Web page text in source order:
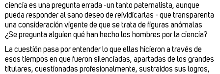
ciencia es una pregunta errada -un tanto paternalista, aunque
pueda responder al sano deseo de reividicarlas - que transparenta
una consideración vigente de que se trata de figuras anómalas
¿Se pregunta alguien qué han hecho los hombres por la ciencia?
La cuestión pasa por entender lo que ellas hicieron a través de
esos tiempos en que fueron silenciadas, apartadas de los grandes
titulares, cuestionadas profesionalmente, sustraídos sus logros,